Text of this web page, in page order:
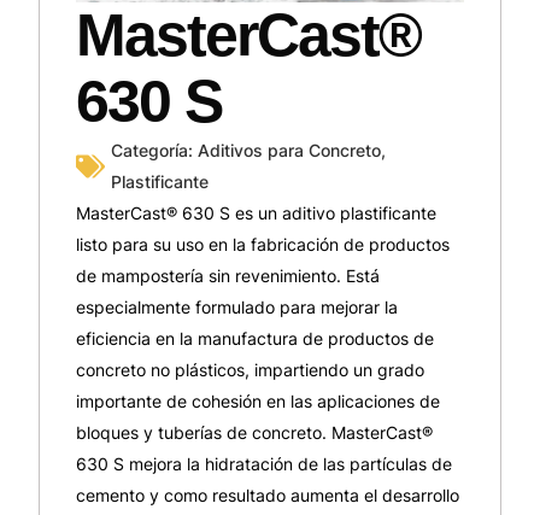
MasterCast®
630 S
Categoría: Aditivos para Concreto,
Plastificante
MasterCast® 630 S es un aditivo plastificante
listo para su uso en la fabricación de productos
de mampostería sin revenimiento. Está
especialmente formulado para mejorar la
eficiencia en la manufactura de productos de
concreto no plásticos, impartiendo un grado
importante de cohesión en las aplicaciones de
bloques y tuberías de concreto. MasterCast®
630 S mejora la hidratación de las partículas de
cemento y como resultado aumenta el desarrollo